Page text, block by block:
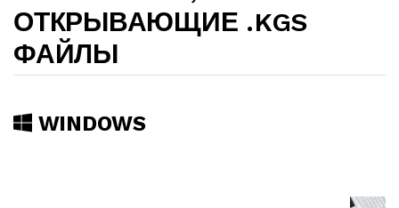
ОТКРЫВАЮЩИЕ .KGS
ФАЙЛЫ
WINDOWS